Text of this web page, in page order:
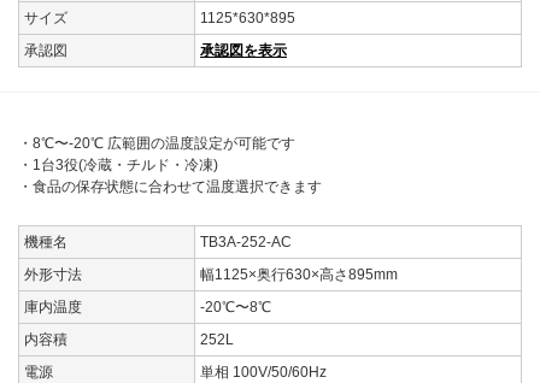
サイズ
1125*630*895
承認図
承認図を表示
・8℃〜-20℃ 広範囲の温度設定が可能です
・1台3役(冷蔵・チルド・冷凍)
・食品の保存状態に合わせて温度選択できます
機種名
TB3A-252-AC
外形寸法
幅1125×奥行630×高さ895mm
庫内温度
-20℃〜8℃
内容積
252L
電源
単相 100V/50/60Hz